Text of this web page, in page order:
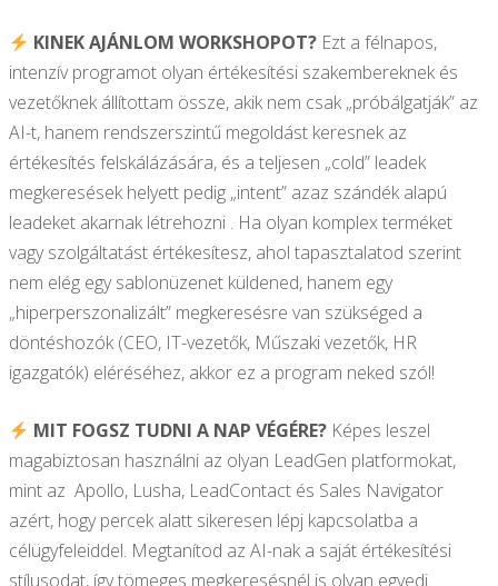
KINEK AJÁNLOM WORKSHOPOT? Ezt a félnapos,
intenzív programot olyan értékesítési szakembereknek és
vezetőknek állítottam össze, akik nem csak „próbálgatják” az
AI-t, hanem rendszerszintű megoldást keresnek az
értékesítés felskálázására, és a teljesen „cold” leadek
megkeresések helyett pedig „intent” azaz szándék alapú
leadeket akarnak létrehozni . Ha olyan komplex terméket
vagy szolgáltatást értékesítesz, ahol tapasztalatod szerint
nem elég egy sablonüzenet küldened, hanem egy
„hiperperszonalizált” megkeresésre van szükséged a
döntéshozók (CEO, IT-vezetők, Műszaki vezetők, HR
igazgatók) eléréséhez, akkor ez a program neked szól!
MIT FOGSZ TUDNI A NAP VÉGÉRE? Képes leszel
magabiztosan használni az olyan LeadGen platformokat,
mint az Apollo, Lusha, LeadContact és Sales Navigator
azért, hogy percek alatt sikeresen lépj kapcsolatba a
célügyfeleiddel. Megtanítod az AI-nak a saját értékesítési
stílusodat, így tömeges megkeresésnél is olyan egyedi